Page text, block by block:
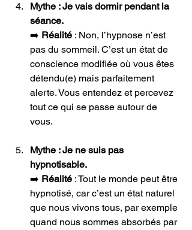
Mythe : Je vais dormir pendant la
séance.
➡️ Réalité : Non, l’hypnose n’est
pas du sommeil. C’est un état de
conscience modifiée où vous êtes
détendu(e) mais parfaitement
alerte. Vous entendez et percevez
tout ce qui se passe autour de
vous.
Mythe : Je ne suis pas
hypnotisable.
➡️ Réalité : Tout le monde peut être
hypnotisé, car c’est un état naturel
que nous vivons tous, par exemple
quand nous sommes absorbés par